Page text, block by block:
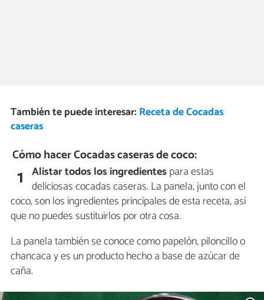
También te puede interesar: Receta de Cocadas
caseras
Cómo hacer Cocadas caseras de coco:
1 Alistar todos los ingredientes para estas
deliciosas cocadas caseras. La panela, junto con el
coco, son los ingredientes principales de esta receta, así
que no puedes sustituirlos por otra cosa.
La panela también se conoce como papelón, piloncillo o
chancaca y es un producto hecho a base de azúcar de
caña.